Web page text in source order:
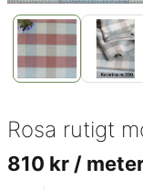
Rosa rutigt
810 kr /